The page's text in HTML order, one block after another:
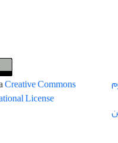
Creative Commons
License